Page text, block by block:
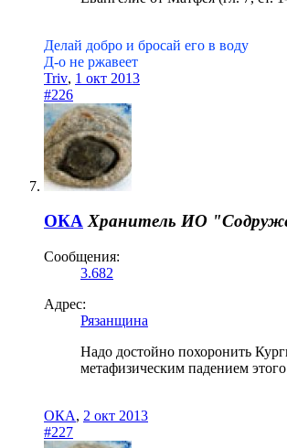
Делай добро и бросай его в воду
Д-о не ржавеет
Triv, 1 окт 2013
#226
ОКА Хранитель ИО
Сообщения:
3.682
Адрес:
Рязанщина
Надо достойно похоронить
метафизическим падением
ОКА, 2 окт 2013
#227